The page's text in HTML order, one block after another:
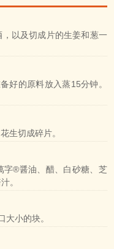
以及切成片的生姜和葱一
好的原料放入蒸15分钟。
生切成碎片。
字®醤油、醋、白砂糖、芝
。
小的块。